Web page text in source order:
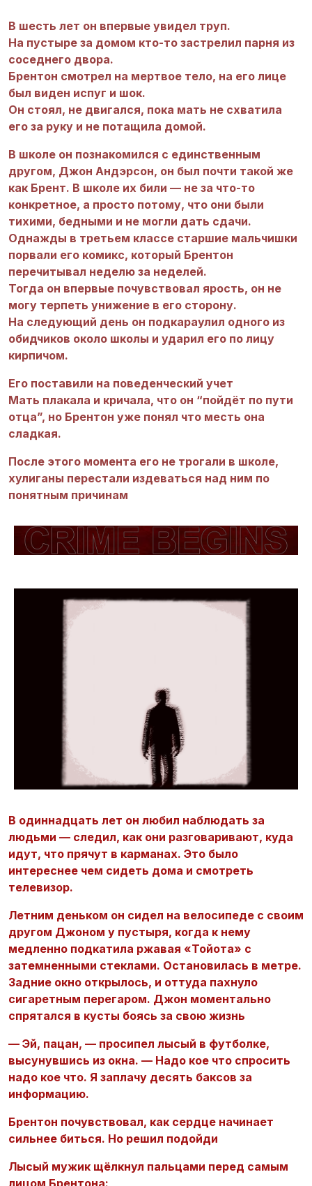
В шесть лет он впервые увидел труп.
На пустыре за домом кто-то застрелил парня из
соседнего двора.
Брентон смотрел на мертвое тело, на его лице
был виден испуг и шок.
Он стоял, не двигался, пока мать не схватила
его за руку и не потащила домой.
В школе он познакомился с единственным
другом, Джон Андэрсон, он был почти такой же
как Брент. В школе их били — не за что-то
конкретное, а просто потому, что они были
тихими, бедными и не могли дать сдачи.
Однажды в третьем классе старшие мальчишки
порвали его комикс, который Брентон
перечитывал неделю за неделей.
Тогда он впервые почувствовал ярость, он не
могу терпеть унижение в его сторону.
На следующий день он подкараулил одного из
обидчиков около школы и ударил его по лицу
кирпичом.
Его поставили на поведенческий учет
Мать плакала и кричала, что он “пойдёт по пути
отца”, но Брентон уже понял что месть она
сладкая.
После этого момента его не трогали в школе,
хулиганы перестали издеваться над ним по
понятным причинам
В одиннадцать лет он любил наблюдать за
людьми — следил, как они разговаривают, куда
идут, что прячут в карманах. Это было
интереснее чем сидеть дома и смотреть
телевизор.
Летним деньком он сидел на велосипеде с своим
другом Джоном у пустыря, когда к нему
медленно подкатила ржавая «Тойота» с
затемненными стеклами. Остановилась в метре.
Задние окно открылось, и оттуда пахнуло
сигаретным перегаром. Джон моментально
спрятался в кусты боясь за свою жизнь
— Эй, пацан, — просипел лысый в футболке,
высунувшись из окна. — Надо кое что спросить
надо кое что. Я заплачу десять баксов за
информацию.
Брентон почувствовал, как сердце начинает
сильнее биться. Но решил подойди
Лысый мужик щёлкнул пальцами перед самым